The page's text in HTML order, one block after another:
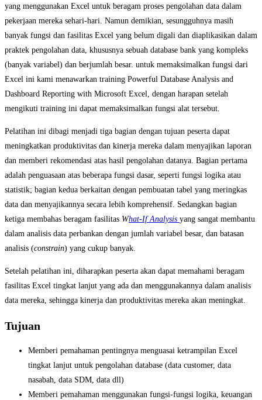
yang menggunakan Excel untuk beragam proses pengolahan data dalam
pekerjaan mereka sehari-hari. Namun demikian, sesungguhnya masih
banyak fungsi dan fasilitas Excel yang belum digali dan diaplikasikan dalam
praktek pengolahan data, khususnya sebuah database bank yang kompleks
(banyak variabel) dan berjumlah besar. untuk memaksimalkan fungsi dari
Excel ini kami menawarkan training Powerful Database Analysis and
Dashboard Reporting with Microsoft Excel, dengan harapan setelah
mengikuti training ini dapat memaksimalkan fungsi alat tersebut.
Pelatihan ini dibagi menjadi tiga bagian dengan tujuan peserta dapat
meningkatkan produktivitas dan kinerja mereka dalam menyajikan laporan
dan memberi rekomendasi atas hasil pengolahan datanya. Bagian pertama
adalah penguasaan atas beberapa fungsi dasar, seperti fungsi logika atau
statistik; bagian kedua berkaitan dengan pembuatan tabel yang meringkas
data dan menyajikannya secara lebih komprehensif. Sedangkan bagian
ketiga membahas beragam fasilitas What-If Analysis yang sangat membantu
dalam analisis data perbankan dengan jumlah variabel besar, dan batasan
analisis (constrain) yang cukup banyak.
Setelah pelatihan ini, diharapkan peserta akan dapat memahami beragam
fasilitas Excel tingkat lanjut yang ada dan menggunakannya dalam analisis
data mereka, sehingga kinerja dan produktivitas mereka akan meningkat.
Tujuan
Memberi pemahaman pentingnya menguasai ketrampilan Excel
tingkat lanjut untuk pengolahan database (data customer, data
nasabah, data SDM, data dll)
Memberi pemahaman menggunakan fungsi-fungsi logika, keuangan